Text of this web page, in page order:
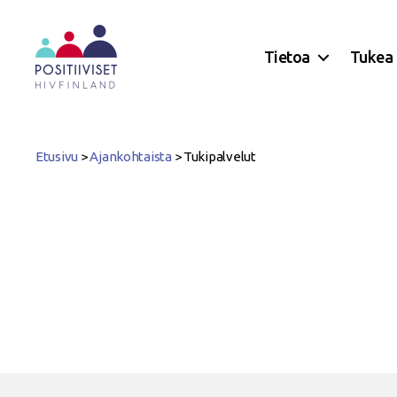
Tietoa Tukea
Etusivu >Ajankohtaista >Tukipalvelut